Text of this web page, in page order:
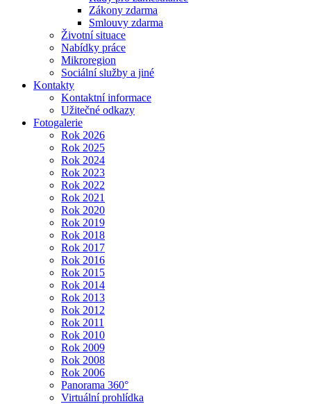
Zákony zdarma
Smlouvy zdarma
Životní situace
Nabídky práce
Mikroregion
Sociální služby a jiné
Kontakty
Kontaktní informace
Užitečné odkazy
Fotogalerie
Rok 2026
Rok 2025
Rok 2024
Rok 2023
Rok 2022
Rok 2021
Rok 2020
Rok 2019
Rok 2018
Rok 2017
Rok 2016
Rok 2015
Rok 2014
Rok 2013
Rok 2012
Rok 2011
Rok 2010
Rok 2009
Rok 2008
Rok 2006
Panorama 360°
Virtuální prohlídka